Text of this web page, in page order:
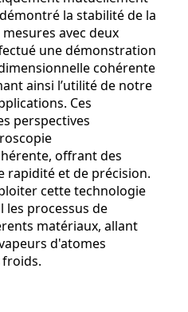
la stabilité de la
avec deux
une démonstration
cohérente
ainsi l’utilité de notre
Ces
perspectives
offrant des
rapidité et de précision.
cette technologie
les processus de
matériaux, allant
d'atomes
froids.